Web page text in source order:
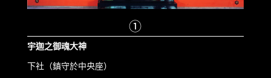
①
宇迦之御魂大神
下社（鎮守於中央座）